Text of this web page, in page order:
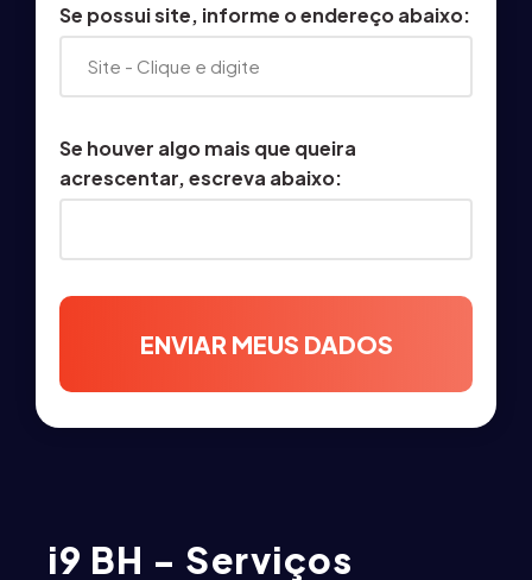
Se possui site, informe o endereço abaixo:
Se houver algo mais que queira
acrescentar, escreva abaixo:
ENVIAR MEUS DADOS
i9 BH - Serviços